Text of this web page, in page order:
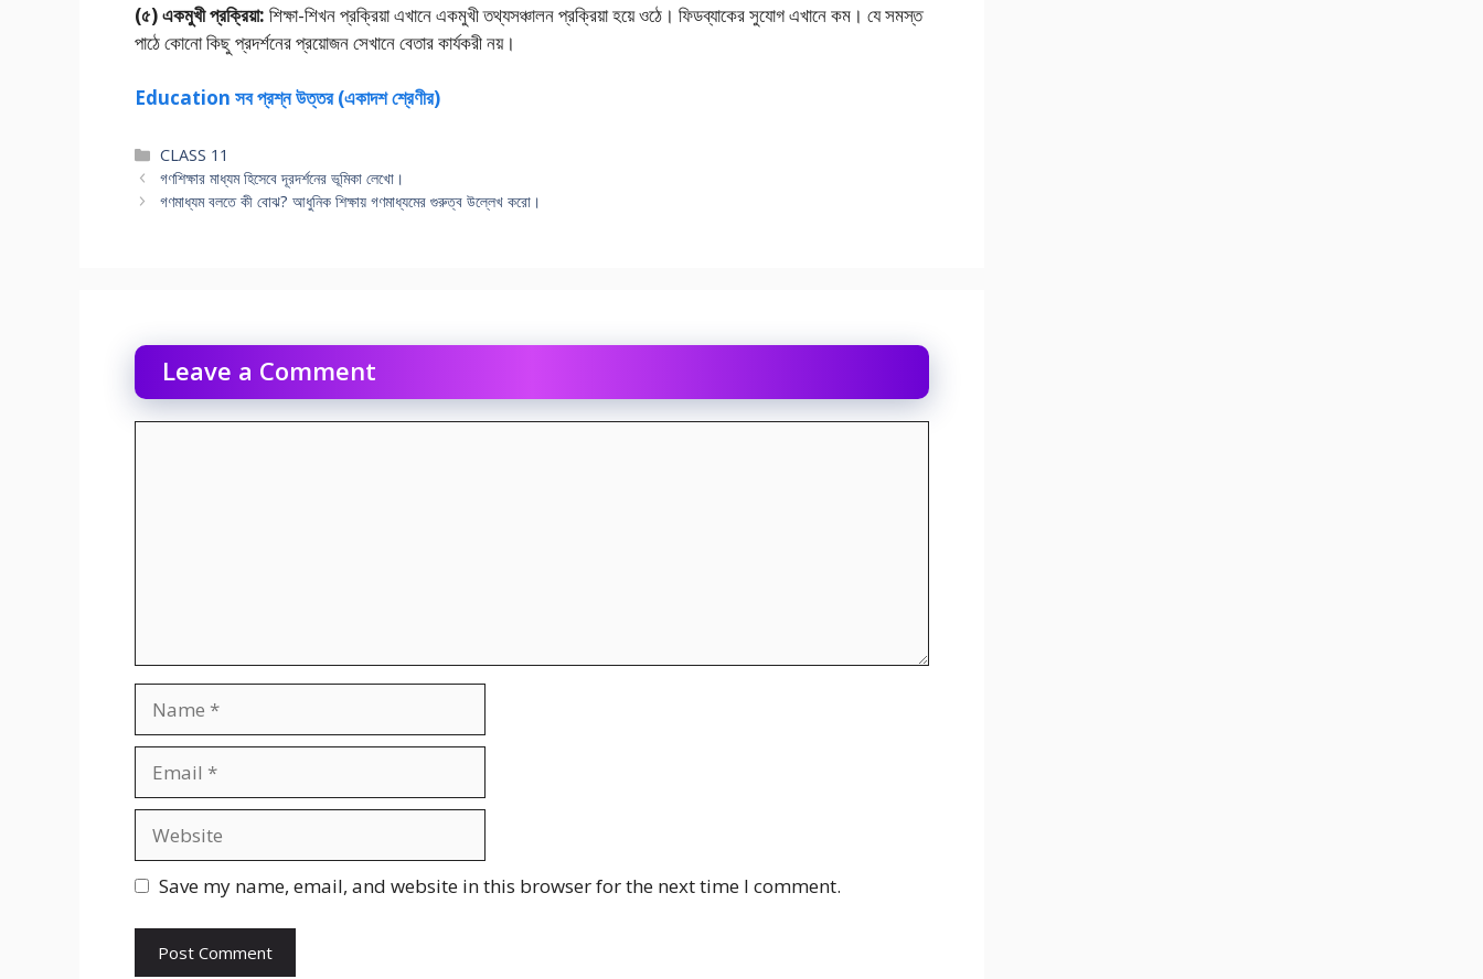
(৫) একমুখী প্রক্রিয়া: শিক্ষা-শিখন প্রক্রিয়া এখানে একমুখী তথ্যসঞ্চালন প্রক্রিয়া হয়ে ওঠে। ফিডব্যাকের সুযােগ এখানে কম। যে সমস্ত
পাঠে কোনাে কিছু প্রদর্শনের প্রয়ােজন সেখানে বেতার কার্যকরী নয়।
Education সব প্রশ্ন উত্তর (একাদশ শ্রেণীর)
Categories
CLASS 11
গণশিক্ষার মাধ্যম হিসেবে দূরদর্শনের ভূমিকা লেখাে।
গণমাধ্যম বলতে কী বােঝ? আধুনিক শিক্ষায় গণমাধ্যমের গুরুত্ব উল্লেখ করাে।
Leave a Comment
Save my name, email, and website in this browser for the next time I comment.